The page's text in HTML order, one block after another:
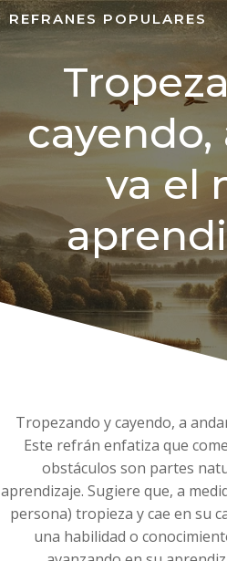
REFRANES POPULARES
cayendo,
va el
Tropezando y cayendo, a
Este refrán enfatiza que
obstáculos son partes
aprendizaje. Sugiere que, a
persona) tropieza y cae en su
una habilidad o